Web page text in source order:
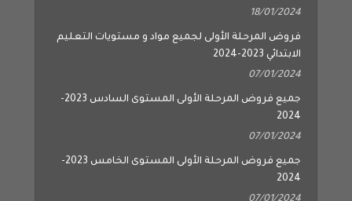
18/01/2024
فروض المرحلة الأولى لجميع مواد و مستويات التعليم
الابتدائي 2023-2024
07/01/2024
جميع فروض المرحلة الأولى المستوى السادس 2023-
2024
07/01/2024
جميع فروض المرحلة الأولى المستوى الخامس 2023-
2024